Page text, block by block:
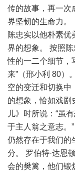
传的故事，再一次
界坚韧的生命力。
陈忠实以他朴素优
界的想象。 按照
性的一二个细节，
来”（邢小利 80）
空的变迁和切换中
的想象，恰如戏剧
儿》时所说：“虽
于主人翁之意志。
仍然存在于我们的
分。 罗伯特·达恩
会的樊篱，他们锻